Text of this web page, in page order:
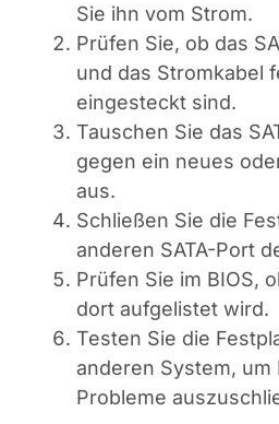
Sie ihn vom Strom.
Prüfen Sie, ob das
und das Stromkabel
eingesteckt sind.
Tauschen Sie das
gegen ein neues
aus.
Schließen Sie die
anderen SATA-Port
Prüfen Sie im BIOS,
dort aufgelistet wird.
Testen Sie die
anderen System, um
Probleme